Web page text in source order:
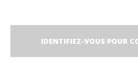
IDENTIFIEZ-VOUS POUR